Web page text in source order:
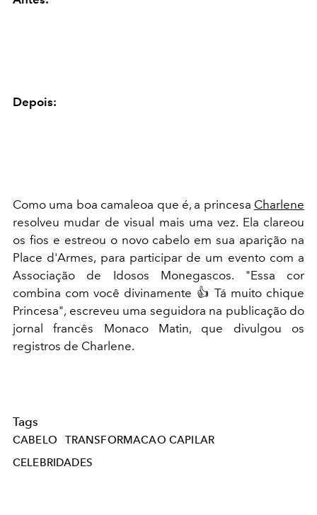
Depois:
Como uma boa camaleoa que é, a princesa Charlene
resolveu mudar de visual mais uma vez. Ela clareou
os fios e estreou o novo cabelo em sua aparição na
Place d'Armes, para participar de um evento com a
Associação de Idosos Monegascos. "Essa cor
combina com você divinamente 👍 Tá muito chique
Princesa", escreveu uma seguidora na publicação do
jornal francês Monaco Matin, que divulgou os
registros de Charlene.
Tags
CABELO
TRANSFORMACAO CAPILAR
CELEBRIDADES